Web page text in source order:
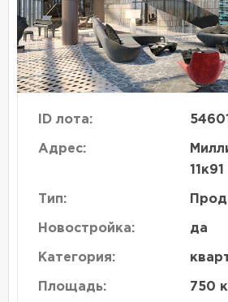
ID лота:
Адрес:
11к91
Тип:
Новостройка: да
Категория:
Площадь: 750